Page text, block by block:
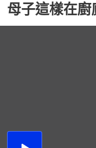
母子這樣在